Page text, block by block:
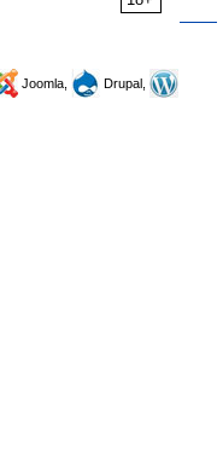
Joomla,
Drupal,